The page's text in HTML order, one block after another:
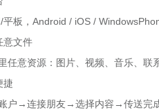
板，Android / iOS /
文件
意资源：图片、视频、音乐、联
→连接朋友→选择内容→传送完成